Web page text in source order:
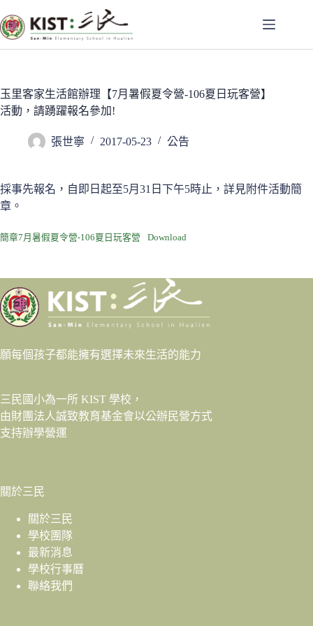
至
主
容
玉里客家生活館辦理【7月暑假夏令營-106夏日玩客營】
活動，請踴躍報名參加!
張世寧 2017-05-23 公告
採事先報名，自即日起至5月31日下午5時止，詳見附件活動簡
章。
簡章7月暑假夏令營-106夏日玩客營 Download
願每個孩子都能擁有選擇未來生活的能力
三民國小為一所 KIST 學校，
由財團法人誠致教育基金會以公辦民營方式
支持辦學營運
關於三民
關於三民
學校團隊
最新消息
學校行事曆
聯絡我們